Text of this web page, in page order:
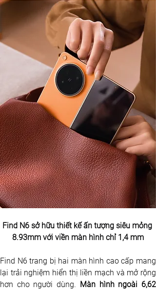
Find N6 sở hữu thiết kế ấn tượng siêu mỏng
8.93mm với viền màn hình chỉ 1,4 mm
Find N6 trang bị hai màn hình cao cấp mang
lại trải nghiệm hiển thị liền mạch và mở rộng
hơn cho người dùng.
Màn hình ngoài 6,62